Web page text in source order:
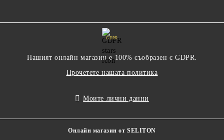
GDPR
Нашият онлайн магазин е 100% съобразен с GDPR.
Прочетете нашата политика
Моите лични данни
Онлайн магазин от SELITON